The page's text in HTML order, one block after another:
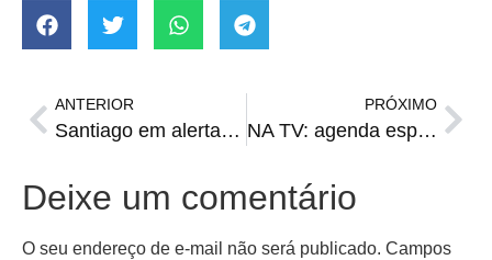
ANTERIOR
Santiago em alerta para combater a dengue
PRÓXIMO
NA TV: agenda esportiva de sábado
Deixe um comentário
O seu endereço de e-mail não será publicado. Campos